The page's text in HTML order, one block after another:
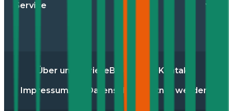
Service
Über uns KarriereBlog Kontakt
ImpressumAGB Datenschutz Partner werden